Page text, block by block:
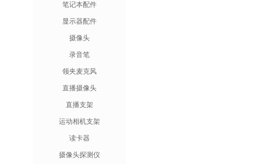
笔记本配件
显示器配件
摄像头
录音笔
领夹麦克风
直播摄像头
直播支架
运动相机支架
读卡器
摄像头探测仪